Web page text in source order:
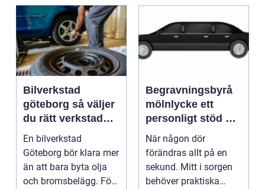
Bilverkstad
göteborg så väljer
du rätt verkstad
för din bil
En bilverkstad
Göteborg bör klara mer
än att bara byta olja
och bromsbelägg. För
Begravningsbyrå
mölnlycke ett
personligt stöd när
någon gått bort
När någon dör
förändras allt på en
sekund. Mitt i sorgen
behöver praktiska